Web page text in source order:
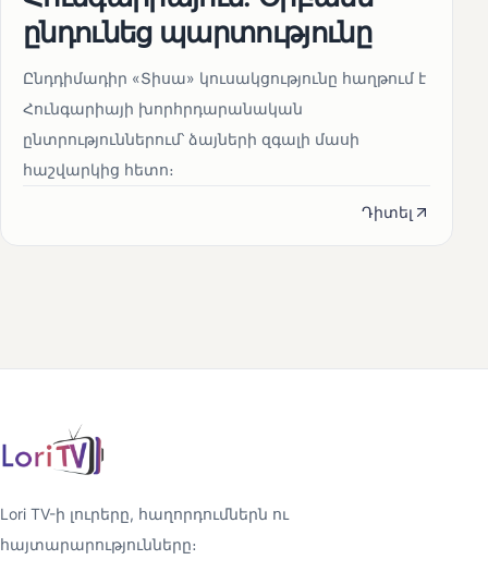
ընդունեց պարտությունը
Ընդդիմադիր «Տիսա» կուսակցությունը հաղթում է
Հունգարիայի խորհրդարանական
ընտրություններում՝ ձայների զգալի մասի
հաշվարկից հետո։
Դիտել
Lori TV-ի լուրերը, հաղորդումներն ու
հայտարարությունները։